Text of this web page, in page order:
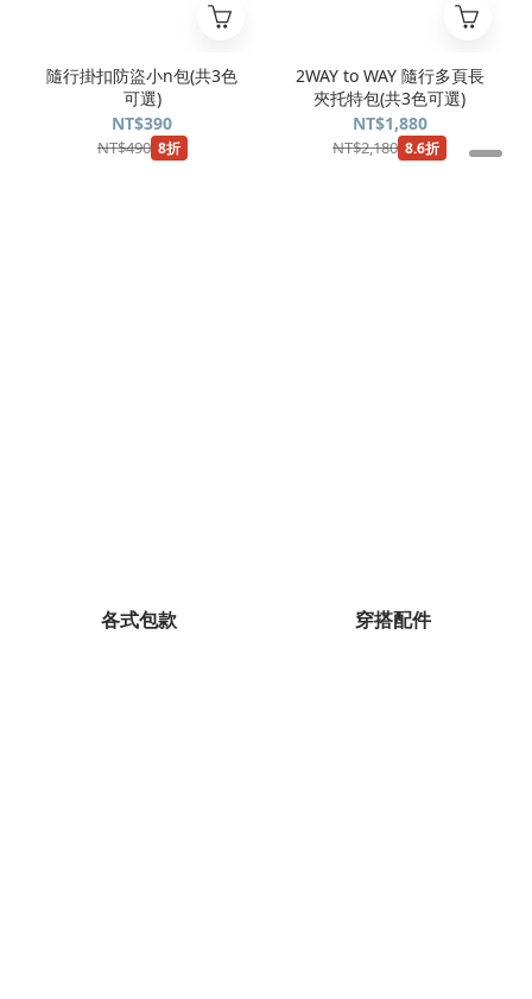
隨行掛扣防盜小n包(共3色
可選)
NT$390
NT$490 8折
2WAY to WAY 隨行多頁長
夾托特包(共3色可選)
NT$1,880
NT$2,180 8.6折
各式包款 穿搭配件